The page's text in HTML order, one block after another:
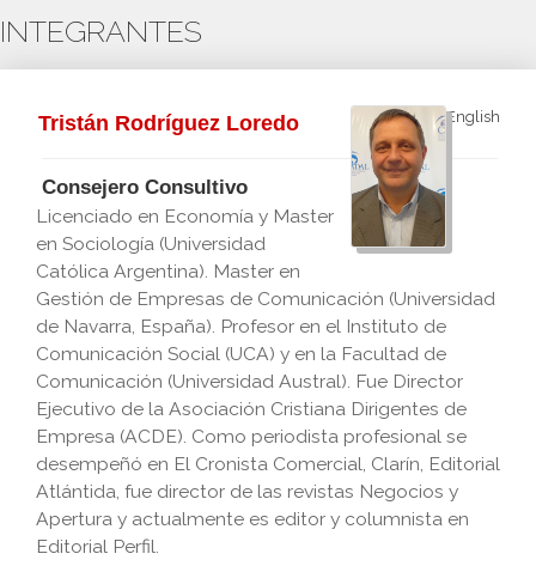
INTEGRANTES
English
Tristán Rodríguez Loredo
Consejero Consultivo
Licenciado en Economía y Master
en Sociología (Universidad
Católica Argentina). Master en
Gestión de Empresas de Comunicación (Universidad
de Navarra, España). Profesor en el Instituto de
Comunicación Social (UCA) y en la Facultad de
Comunicación (Universidad Austral). Fue Director
Ejecutivo de la Asociación Cristiana Dirigentes de
Empresa (ACDE). Como periodista profesional se
desempeñó en El Cronista Comercial, Clarín, Editorial
Atlántida, fue director de las revistas Negocios y
Apertura y actualmente es editor y columnista en
Editorial Perfil.